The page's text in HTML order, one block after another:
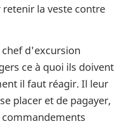
la veste contre
d'excursion
ce à quoi ils doivent
il faut réagir. Il leur
placer et de pagayer,